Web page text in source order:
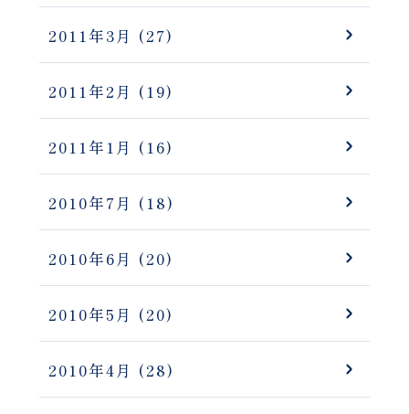
2011年3月 (27)
2011年2月 (19)
2011年1月 (16)
2010年7月 (18)
2010年6月 (20)
2010年5月 (20)
2010年4月 (28)